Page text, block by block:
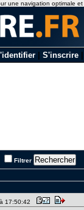
S'inscrire
Filtrer
17:50:42
une navigation optimale